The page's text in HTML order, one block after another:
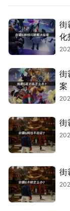
街
化
街
案
街
街